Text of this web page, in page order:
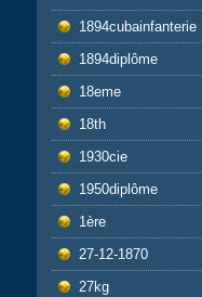
1894cubainfanterie
1894diplôme
18eme
18th
1930cie
1950diplôme
1ère
27-12-1870
27kg